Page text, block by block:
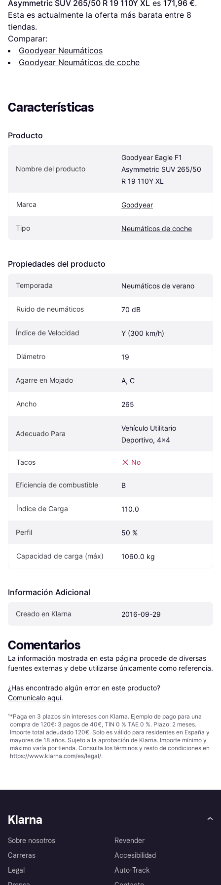
Asymmetric SUV 265/50 R 19 110Y XL es 171,96 €.
Esta es actualmente la oferta más barata entre 8
tiendas.
Comparar:
Goodyear Neumáticos
Goodyear Neumáticos de coche
Características
Producto
Nombre del producto
Goodyear Eagle F1
Asymmetric SUV 265/50
R 19 110Y XL
Marca Goodyear
Tipo Neumáticos de coche
Propiedades del producto
Temporada Neumáticos de verano
Ruido de neumáticos 70 dB
Índice de Velocidad Y (300 km/h)
Diámetro 19
Agarre en Mojado A, C
Ancho 265
Adecuado Para
Vehículo Utilitario
Deportivo, 4x4
Tacos No
Eficiencia de combustible B
Índice de Carga 110.0
Perfil 50 %
Capacidad de carga (máx) 1060.0 kg
Información Adicional
Creado en Klarna 2016-09-29
Comentarios
La información mostrada en esta página procede de diversas
fuentes externas y debe utilizarse únicamente como referencia.
¿Has encontrado algún error en este producto?
Comunícalo aquí.
¹*Paga en 3 plazos sin intereses con Klarna. Ejemplo de pago para una
compra de 120€: 3 pagos de 40€, TIN 0 % TAE 0 %. Plazo: 2 meses.
Importe total adeudado 120€. Solo es válido para residentes en España y
mayores de 18 años. Sujeto a la aprobación de Klarna. Importe mínimo y
máximo varía por tienda. Consulta los términos y resto de condiciones en
https://www.klarna.com/es/legal/.
Klarna
Sobre nosotros
Carreras
Legal
Revender
Accesibilidad
Auto-Track